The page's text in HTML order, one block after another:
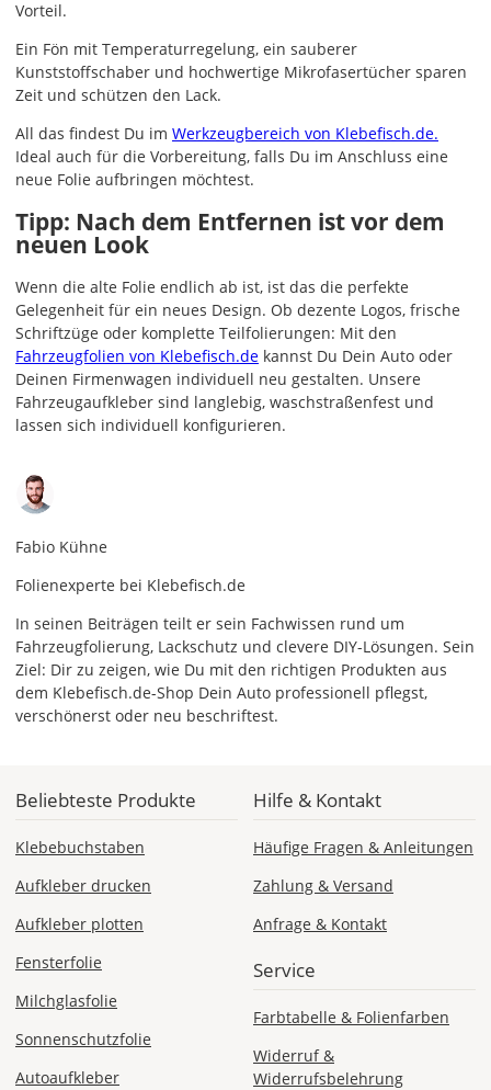
Vorteil.
Ein Fön mit Temperaturregelung, ein sauberer
Kunststoffschaber und hochwertige Mikrofasertücher sparen
Zeit und schützen den Lack.
All das findest Du im Werkzeugbereich von Klebefisch.de.
Ideal auch für die Vorbereitung, falls Du im Anschluss eine
neue Folie aufbringen möchtest.
Tipp: Nach dem Entfernen ist vor dem
neuen Look
Wenn die alte Folie endlich ab ist, ist das die perfekte
Gelegenheit für ein neues Design. Ob dezente Logos, frische
Schriftzüge oder komplette Teilfolierungen: Mit den
Fahrzeugfolien von Klebefisch.de kannst Du Dein Auto oder
Deinen Firmenwagen individuell neu gestalten. Unsere
Fahrzeugaufkleber sind langlebig, waschstraßenfest und
lassen sich individuell konfigurieren.
Fabio Kühne
Folienexperte bei Klebefisch.de
In seinen Beiträgen teilt er sein Fachwissen rund um
Fahrzeugfolierung, Lackschutz und clevere DIY-Lösungen. Sein
Ziel: Dir zu zeigen, wie Du mit den richtigen Produkten aus
dem Klebefisch.de-Shop Dein Auto professionell pflegst,
verschönerst oder neu beschriftest.
Beliebteste Produkte
Klebebuchstaben
Aufkleber drucken
Aufkleber plotten
Fensterfolie
Milchglasfolie
Sonnenschutzfolie
Autoaufkleber
Hilfe & Kontakt
Häufige Fragen & Anleitungen
Zahlung & Versand
Anfrage & Kontakt
Service
Farbtabelle & Folienfarben
Widerruf &
Widerrufsbelehrung